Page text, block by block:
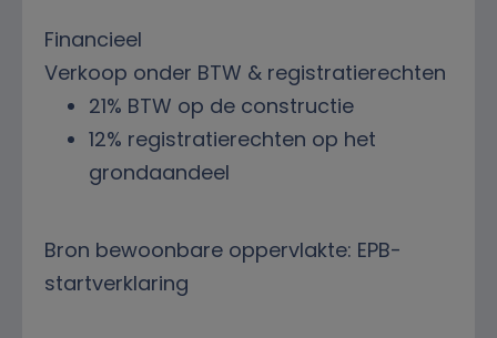
Financieel
Verkoop onder BTW & registratierechten
21% BTW op de constructie
12% registratierechten op het
grondaandeel
Bron bewoonbare oppervlakte: EPB-
startverklaring